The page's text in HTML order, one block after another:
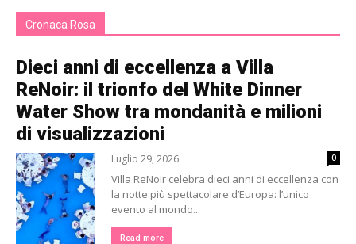
Cronaca Rosa
Dieci anni di eccellenza a Villa
ReNoir: il trionfo del White Dinner
Water Show tra mondanità e milioni
di visualizzazioni
Luglio 29, 2026 0
Villa ReNoir celebra dieci anni di eccellenza con
la notte più spettacolare d’Europa: l’unico
evento al mondo...
Read more